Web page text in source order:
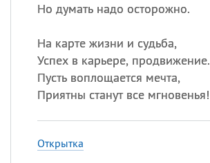
Но думать надо осторожно.
На карте жизни и судьба,
Успех в карьере, продвижение.
Пусть воплощается мечта,
Приятны станут все мгновенья!
Открытка